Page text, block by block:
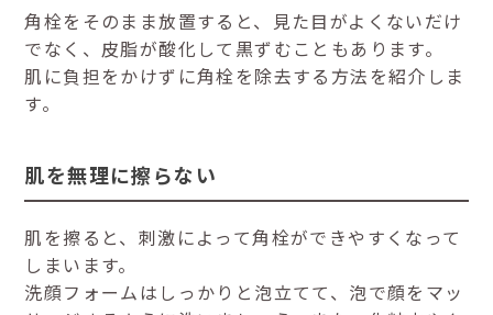
角栓をそのまま放置すると、見た目がよくないだけ
でなく、皮脂が酸化して黒ずむこともあります。
肌に負担をかけずに角栓を除去する方法を紹介しま
す。
肌を無理に擦らない
肌を擦ると、刺激によって角栓ができやすくなって
しまいます。
洗顔フォームはしっかりと泡立てて、泡で顔をマッ